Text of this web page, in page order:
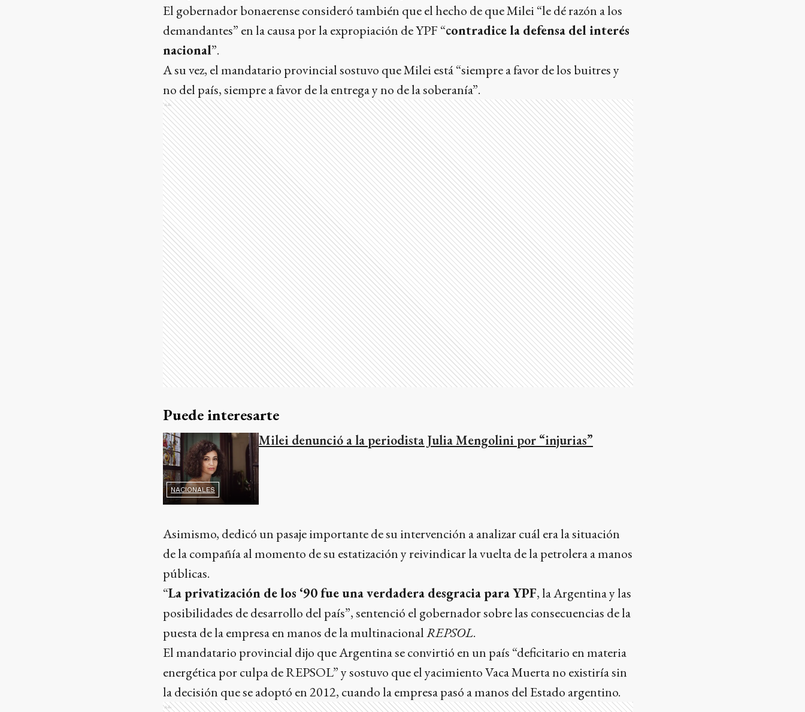
El gobernador bonaerense consideró también que el hecho de que Milei “le dé razón a los
demandantes” en la causa por la expropiación de YPF “contradice la defensa del interés
nacional”.
A su vez, el mandatario provincial sostuvo que Milei está “siempre a favor de los buitres y
no del país, siempre a favor de la entrega y no de la soberanía”.
Ads
Puede interesarte
NACIONALES
Milei denunció a la periodista Julia Mengolini por “injurias”
Asimismo, dedicó un pasaje importante de su intervención a analizar cuál era la situación
de la compañía al momento de su estatización y reivindicar la vuelta de la petrolera a manos
públicas.
“La privatización de los ‘90 fue una verdadera desgracia para YPF, la Argentina y las
posibilidades de desarrollo del país”, sentenció el gobernador sobre las consecuencias de la
puesta de la empresa en manos de la multinacionalREPSOL.
El mandatario provincial dijo que Argentina se convirtió en un país “deficitario en materia
energética por culpa de REPSOL” y sostuvo que el yacimiento Vaca Muerta no existiría sin
la decisión que se adoptó en 2012, cuando la empresa pasó a manos del Estado argentino.
Ads